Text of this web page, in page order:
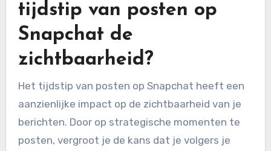
tijdstip van posten op
Snapchat de
zichtbaarheid?
Het tijdstip van posten op Snapchat heeft een
aanzienlijke impact op de zichtbaarheid van je
berichten. Door op strategische momenten te
posten, vergroot je de kans dat je volgers je